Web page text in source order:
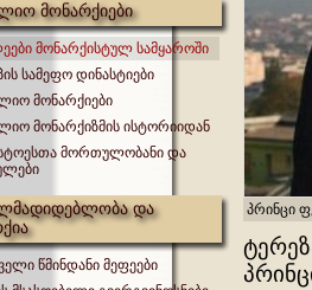
მონარქიები
მონარქისტულ სამყაროში
სამეფო დინასტიები
მონარქიები
მონარქიზმის ისტორიიდან
მორთულობანი და
და
წმინდანი მეფეები
პრინცი